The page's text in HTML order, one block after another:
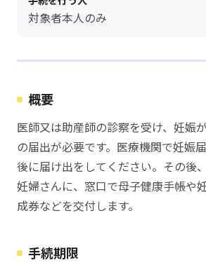
対象者本人のみ
概要
医師又は助産師の診察を受け、妊娠
の届出が必要です。医療機関で妊娠
後に届け出をしてください。その後
妊婦さんに、窓口で母子健康手帳や
成券などを交付します。
手続期限